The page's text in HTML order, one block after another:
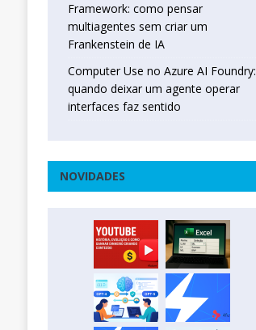
Framework: como pensar
multiagentes sem criar um
Frankenstein de IA
Computer Use no Azure AI Foundry:
quando deixar um agente operar
interfaces faz sentido
NOVIDADES